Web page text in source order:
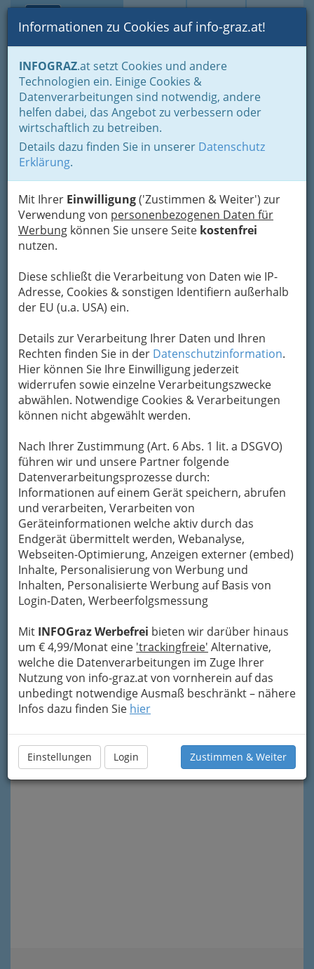
Suche Login Toggle
Informationen zu Cookies auf info-graz.at!
INFOGRAZ.at setzt Cookies und andere
Technologien ein. Einige Cookies &
Datenverarbeitungen sind notwendig, andere
helfen dabei, das Angebot zu verbessern oder
wirtschaftlich zu betreiben.
Details dazu finden Sie in unserer Datenschutz
Erklärung.
Mit Ihrer Einwilligung('Zustimmen & Weiter') zur
Verwendung von personenbezogenen Daten für
Werbung können Sie unsere Seite kostenfrei
nutzen.
Diese schließt die Verarbeitung von Daten wie IP-
Adresse, Cookies & sonstigen Identifiern außerhalb
der EU (u.a. USA) ein.
Details zur Verarbeitung Ihrer Daten und Ihren
Rechten finden Sie in der Datenschutzinformation.
Hier können Sie Ihre Einwilligung jederzeit
widerrufen sowie einzelne Verarbeitungszwecke
abwählen. Notwendige Cookies & Verarbeitungen
können nicht abgewählt werden.
Nach Ihrer Zustimmung (Art. 6 Abs. 1 lit. a DSGVO)
führen wir und unsere Partner folgende
Datenverarbeitungsprozesse durch:
Informationen auf einem Gerät speichern, abrufen
und verarbeiten, Verarbeiten von
Geräteinformationen welche aktiv durch das
Endgerät übermittelt werden, Webanalyse,
Webseiten-Optimierung, Anzeigen externer (embed)
Inhalte, Personalisierung von Werbung und
Inhalten, Personalisierte Werbung auf Basis von
Login-Daten, Werbeerfolgsmessung
Mit INFOGraz Werbefrei bieten wir darüber hinaus
um € 4,99/Monat eine 'trackingfreie' Alternative,
welche die Datenverarbeitungen im Zuge Ihrer
Nutzung von info-graz.at von vornherein auf das
unbedingt notwendige Ausmaß beschränkt – nähere
Infos dazu finden Sie hier
Einstellungen Login Zustimmen & Weiter
Home Branchen Kultur Künstler und Künstlerinnen
Bands - Tanz und Unterhaltung
Jazzbands und Solisten, steirische Gruppen
Marcus Matthews
+43 664 101 10 12
Kontaktaufnahme
Um die Info-Graz Firmenvor Spam-Mails zu
bewahren
Übermittlung Ihrer Nachricht ein sicheres
Formular. Ihre Nachricht wird nach dem
Absenden umgehend per Mail an das
Unternehmen Marcus Matthews weitergeleitet.
Mein Name
Meine Email Adresse
Mein Betreff
Meine Nachricht
Meine Nachricht senden